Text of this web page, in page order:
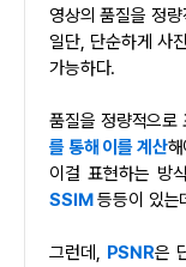
영상의 품질을 정
일단, 단순하게 사진/동영상 하나를 두고 품질을 표현하는 건 불
가능하다.
품질을 정량적으
를 통해 이를 계산
이걸 표현하는 방
SSIM등등이 있는
그런데, PSNR은